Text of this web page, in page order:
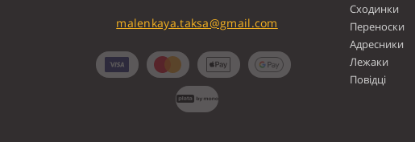
malenkaya.taksa@gmail.com
Сходинки
Переноски
Адресники
Лежаки
Повідці